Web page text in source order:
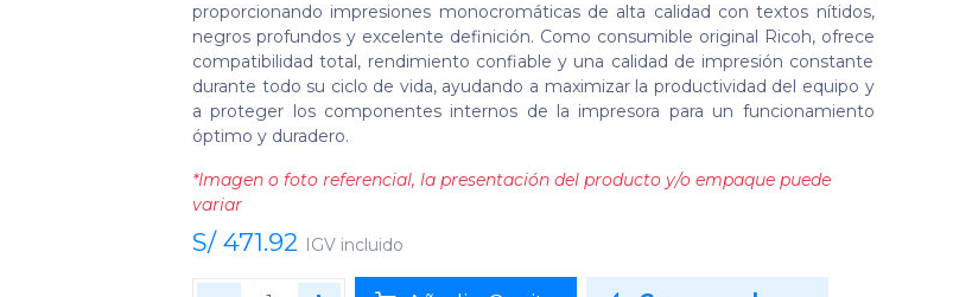
proporcionando impresiones monocromáticas de alta calidad con textos nítidos,
negros profundos y excelente definición. Como consumible original Ricoh, ofrece
compatibilidad total, rendimiento confiable y una calidad de impresión constante
durante todo su ciclo de vida, ayudando a maximizar la productividad del equipo y
a proteger los componentes internos de la impresora para un funcionamiento
óptimo y duradero.
*Imagen o foto referencial, la presentación del producto y/o empaque puede
variar
S/ 471.92 IGV incluido